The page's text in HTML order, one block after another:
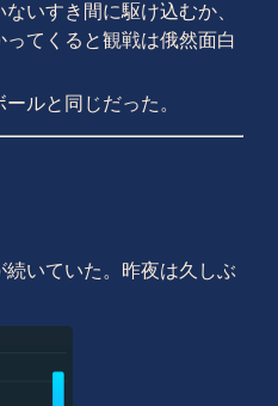
いすき間に駆け込むか、
てくると観戦は俄然面白
ルと同じだった。
いていた。昨夜は久しぶ